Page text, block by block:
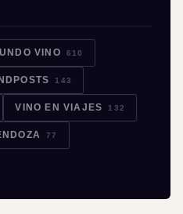
VINO 610
143
VINO EN VIAJES 132
77